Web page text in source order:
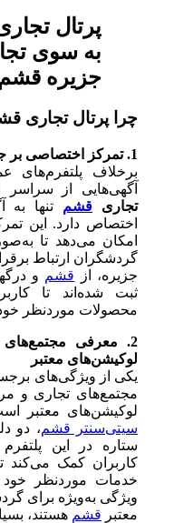
پرتال
به سوی
جزیره قشم
چرا پرتال تجاری
1. تمرکز اختصاصی بر جزیره
برخلاف پلتفرم‌های
آگهی‌هایی از
تجاری قشم تنها به
اختصاص دارد. این
امکان می‌دهد تا
گردشگران ارتباط
جزیره، از قشم و
ثبت شده‌اند تا
محصولات موردنظر خود
2. معرفی
لوکیشن‌های معتبر
یکی از ویژگی‌های
مجتمع‌های تجاری و
لوکیشن‌های معتبر
سیتی‌سنتر قشم، دو
ستاره در این
کاربران کمک می‌کند
خدمات موردنظر خود
ویژگی به‌ویژه برای
معتبر قشم هستند،